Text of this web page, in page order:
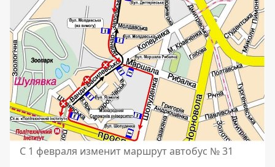
С 1 февраля изменит маршрут автобус № 31